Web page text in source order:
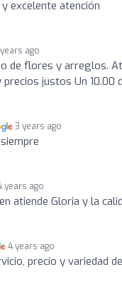
excelente atención
ago
de flores y arreglos.
justos Un 10.00
3 years ago
years ago
atiende Gloria y la
4 years ago
precio y variedad